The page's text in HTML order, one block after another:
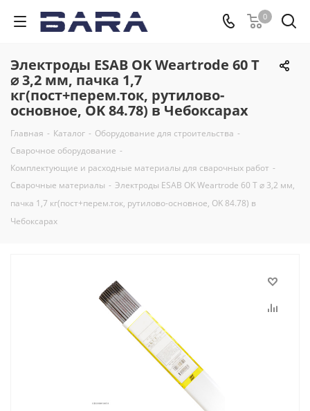
0
Электроды ESAB OK Weartrode 60 T
⌀ 3,2 мм, пачка 1,7
кг(пост+перем.ток, рутилово-
основное, OK 84.78) в Чебоксарах
Главная - Каталог - Оборудование для строительства -
Сварочное оборудование -
Комплектующие и расходные материалы для сварочных работ -
Сварочные материалы - Электроды ESAB OK Weartrode 60 T ⌀ 3,2 мм,
пачка 1,7 кг(пост+перем.ток, рутилово-основное, OK 84.78) в
Чебоксарах